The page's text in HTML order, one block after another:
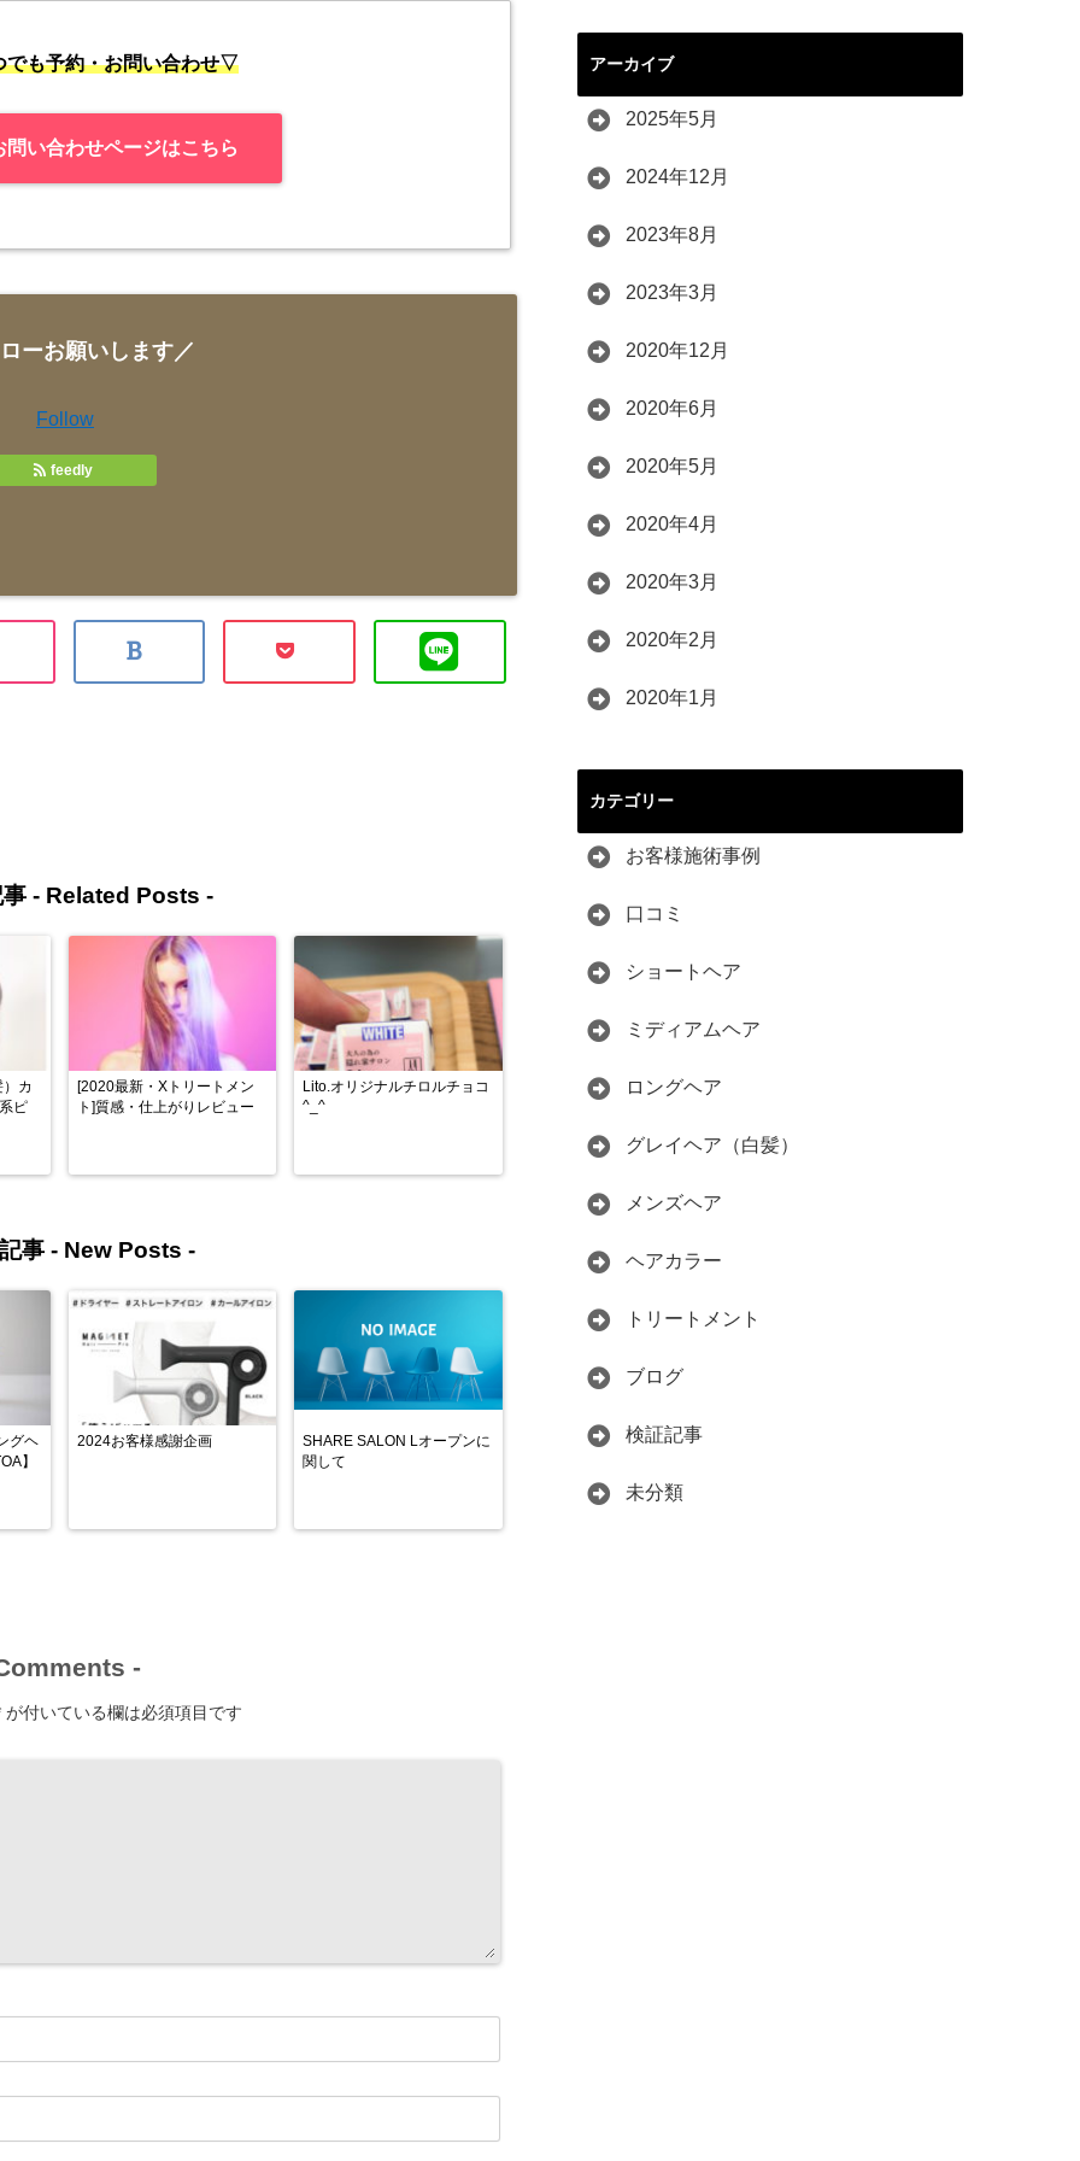
でも予約・お問い合わせ▽
問い合わせページはこちら
ーお願いします／
Follow
feedly
- Related Posts -
カ
ピ
[2020最新・Xトリートメン
ト]質感・仕上がりレビュー
Lito.オリジナルチロルチョコ
^_^
事 - New Posts -
グヘ
】
2024お客様感謝企画
SHARE SALON Lオープンに
関して
-
が付いている欄は必須項目です
アーカイブ
2025年5月
2024年12月
2023年8月
2023年3月
2020年12月
2020年6月
2020年5月
2020年4月
2020年3月
2020年2月
2020年1月
カテゴリー
お客様施術事例
口コミ
ショートヘア
ミディアムヘア
ロングヘア
グレイヘア（白髪）
メンズヘア
ヘアカラー
トリートメント
ブログ
検証記事
未分類